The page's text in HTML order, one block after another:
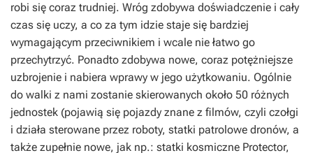
robi się coraz trudniej. Wróg zdobywa doświadczenie i cały
czas się uczy, a co za tym idzie staje się bardziej
wymagającym przeciwnikiem i wcale nie łatwo go
przechytrzyć. Ponadto zdobywa nowe, coraz potężniejsze
uzbrojenie i nabiera wprawy w jego użytkowaniu. Ogólnie
do walki z nami zostanie skierowanych około 50 różnych
jednostek (pojawią się pojazdy znane z filmów, czyli czołgi
i działa sterowane przez roboty, statki patrolowe dronów, a
także zupełnie nowe, jak np.: statki kosmiczne Protector,